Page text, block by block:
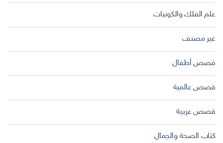
علم الفلك والكونيات
غير مصنف
قصص أطفال
قصص عالمية
قصص عربية
كتاب الصحة والجمال